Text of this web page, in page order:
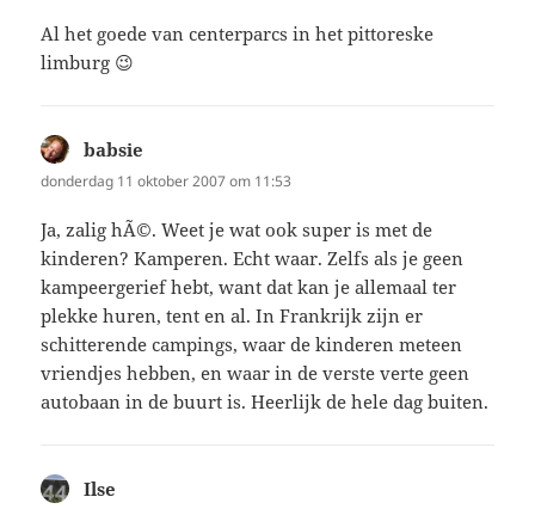
Al het goede van centerparcs in het pittoreske
limburg 😉
babsie
donderdag 11 oktober 2007 om 11:53
Ja, zalig hÃ©. Weet je wat ook super is met de
kinderen? Kamperen. Echt waar. Zelfs als je geen
kampeergerief hebt, want dat kan je allemaal ter
plekke huren, tent en al. In Frankrijk zijn er
schitterende campings, waar de kinderen meteen
vriendjes hebben, en waar in de verste verte geen
autobaan in de buurt is. Heerlijk de hele dag buiten.
Ilse